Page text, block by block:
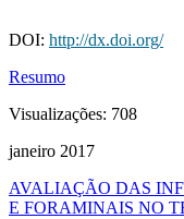
DOI: http://dx.doi.org/
Resumo
Visualizações: 708
janeiro 2017
AVALIAÇÃO DAS
E FORAMINAIS NO